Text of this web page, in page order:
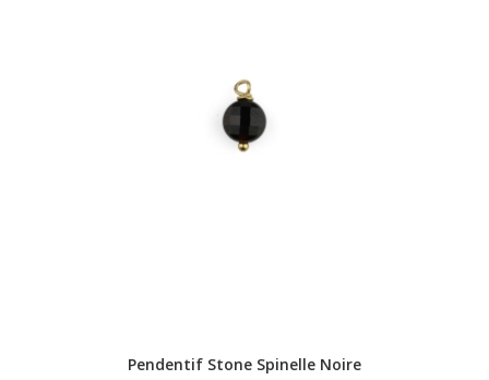
Pendentif Stone Spinelle Noire